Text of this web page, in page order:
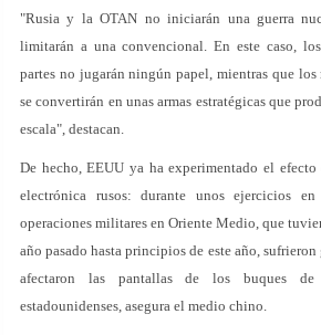
"Rusia y la OTAN no iniciarán una guerra
limitarán a una convencional. En este caso,
partes no jugarán ningún papel, mientras que
se convertirán en unas armas estratégicas que
escala", destacan.
De hecho, EEUU ya ha experimentado el efecto
electrónica rusos: durante unos ejercicios
operaciones militares en Oriente Medio, que
año pasado hasta principios de este año,
afectaron las pantallas de los buques
estadounidenses, asegura el medio chino.